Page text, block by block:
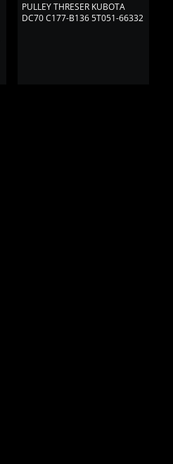
PULLEY THRESER KUBOTA
DC70 C177-B136 5T051-66332